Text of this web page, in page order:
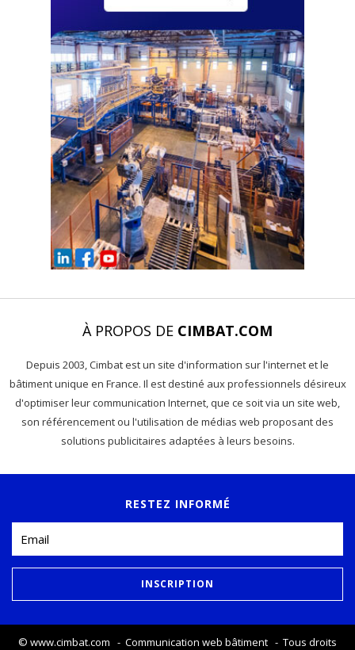
À PROPOS DE CIMBAT.COM
Depuis 2003, Cimbat est un site d'information sur l'internet et le
bâtiment unique en France. Il est destiné aux professionnels désireux
d'optimiser leur communication Internet, que ce soit via un site web,
son référencement ou l'utilisation de médias web proposant des
solutions publicitaires adaptées à leurs besoins.
RESTEZ INFORMÉ
© www.cimbat.com - Communication web bâtiment - Tous droits